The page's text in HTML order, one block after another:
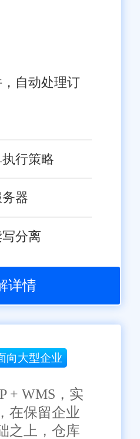
自动处理订
行策略
器
分离
详情
向大型企业
+ WMS，实
在保留企业
之上，仓库